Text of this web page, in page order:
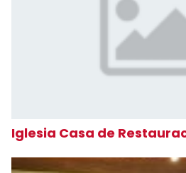
Iglesia Casa de